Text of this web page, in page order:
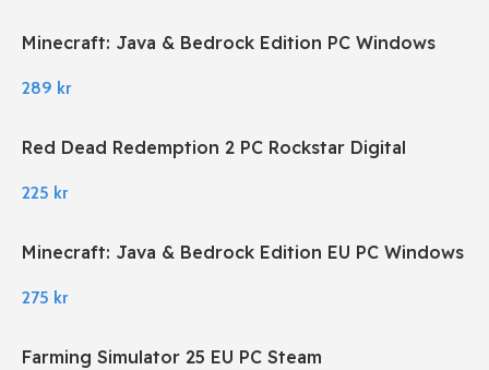
Minecraft: Java & Bedrock Edition PC Windows
289 kr
Red Dead Redemption 2 PC Rockstar Digital
225 kr
Minecraft: Java & Bedrock Edition EU PC Windows
275 kr
Farming Simulator 25 EU PC Steam